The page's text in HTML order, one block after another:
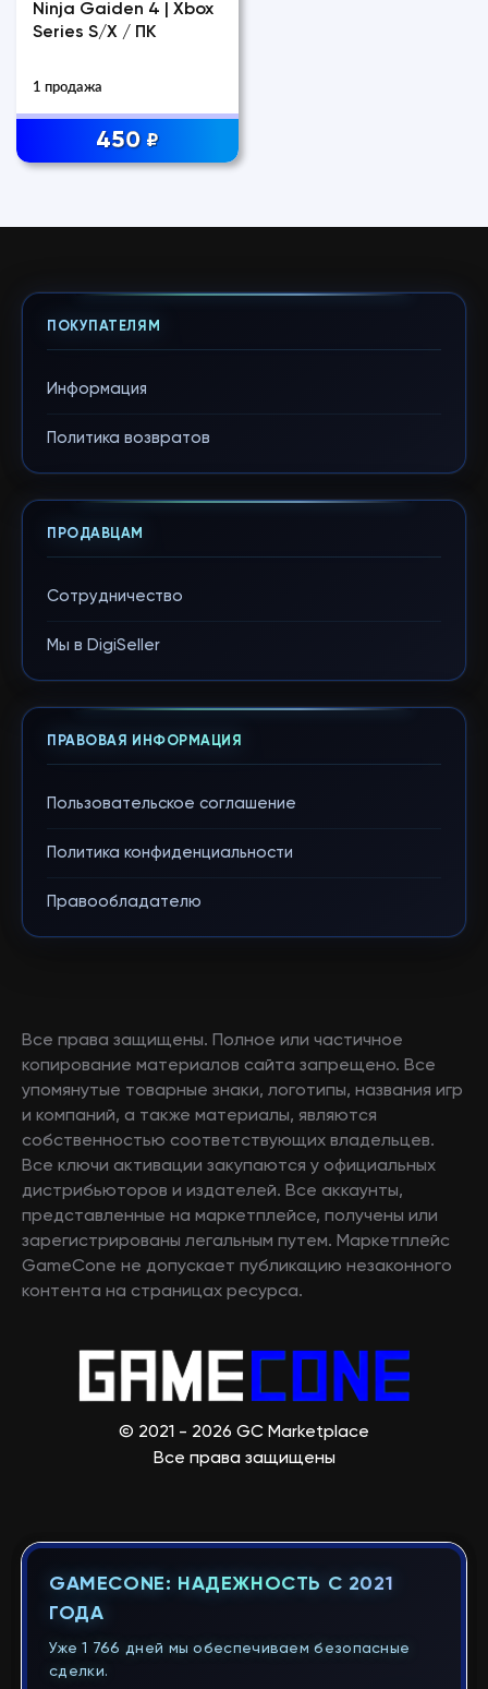
Ninja Gaiden 4 | Xbox
Series S/X / ПК
1 продажа
450 ₽
ПОКУПАТЕЛЯМ
Информация
Политика возвратов
ПРОДАВЦАМ
Сотрудничество
Мы в DigiSeller
ПРАВОВАЯ ИНФОРМАЦИЯ
Пользовательское соглашение
Политика конфиденциальности
Правообладателю
Все права защищены. Полное или частичное
копирование материалов сайта запрещено. Все
упомянутые товарные знаки, логотипы, названия игр
и компаний, а также материалы, являются
собственностью соответствующих владельцев.
Все ключи активации закупаются у официальных
дистрибьюторов и издателей. Все аккаунты,
представленные на маркетплейсе, получены или
зарегистрированы легальным путем. Маркетплейс
GameCone не допускает публикацию незаконного
контента на страницах ресурса.
© 2021 - 2026 GC Marketplace
Все права защищены
GAMECONE: НАДЕЖНОСТЬ С 2021
ГОДА
Уже 1 766 дней мы обеспечиваем безопасные
сделки.